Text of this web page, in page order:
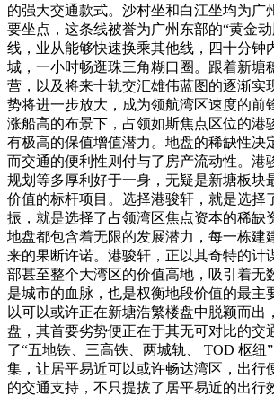
的强大交通款式。沙村坐和白江坐均为广
要坐点，这条线被誉为广州东部的“黄金
线，业从能够快速换乘其他线，四十分钟
城，一小时畅逛珠三角糊口圈。跟着新塘
营，以及将来十轨交汇雄伟蓝图的逐渐实
势将进一步放大，成为领航湾区速度的前
涨船高的布景下，占领如斯焦点区位的港
有极高的保值增值潜力。地盘的稀缺性决
而交通的便利性则付与了房产流动性。港
规划等多厚利好于一身，无疑是新塘板块
价值的标杆项目。选择港骏轩，就是选择
振，就是选择了占领湾区焦点资本的稀缺
地盘都包含着无限的发展潜力，每一栋建
来的果断许诺。港骏轩，正以其奇特的计
部甚至整个大湾区的价值高地，吸引着无
是城市的血脉，也是权衡地段价值的最主
以可以或许正在新塘浩繁楼盘中脱颖而出
盘，其首要劣势便正在于其无可对比的交
了“五地铁、三高铁、两城轨、 TOD 枢纽
集，让居平易近可以或许畅达湾区，出行
的交通支持，不只提拔了居平易近的出行